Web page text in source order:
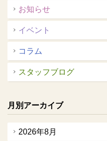
お知らせ
イベント
コラム
スタッフブログ
月別アーカイブ
2026年8月